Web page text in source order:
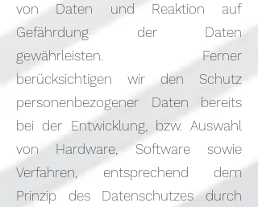
von Daten und Reaktion auf
Gefährdung der Daten
gewährleisten. Ferner
berücksichtigen wir den Schutz
personenbezogener Daten bereits
bei der Entwicklung, bzw. Auswahl
von Hardware, Software sowie
Verfahren, entsprechend dem
Prinzip des Datenschutzes durch